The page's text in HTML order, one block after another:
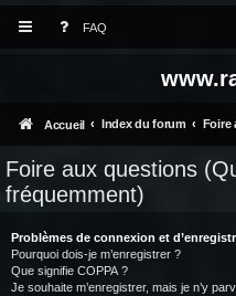
FAQ
Accueil Index du forum
Foire aux questions
fréquemment)
Problèmes de connexion et
Pourquoi dois-je m’enregistrer ?
Que signifie COPPA ?
Je souhaite m’enregistrer, mais je n’y